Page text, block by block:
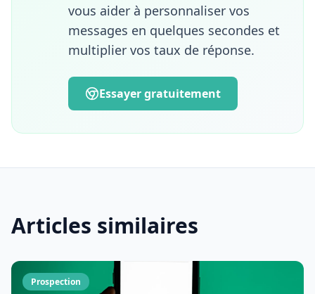
fois stratégique, pédagogique et
opérationnelle des enjeux d'acquisition,
d'innovation et d'alignement entre les
customer success.
vous aider à personnaliser vos
messages en quelques secondes et
multiplier vos taux de réponse.
Essayer gratuitement
Articles similaires
Prospection